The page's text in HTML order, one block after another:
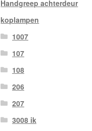
Handgreep achterdeur
koplampen
1007
107
108
206
207
3008 ik